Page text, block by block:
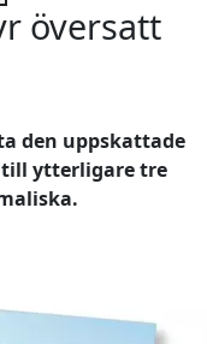
översatt
den uppskattade
till ytterligare tre